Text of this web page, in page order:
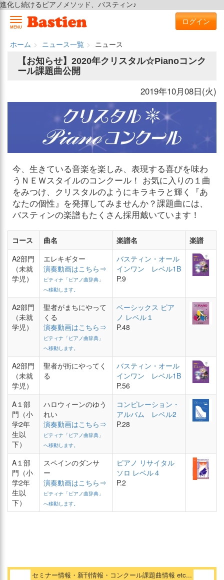
進化し続けるピアノメソッド、バスティン♪
MENU
ログイン
ホーム ニュース一覧
ニュース
【お知らせ】2020年クリスタル☆Pianoコンク
ール課題曲公開
2019年10月08日(火)
今、生きている音楽を楽しみ、表現する喜びを味わ
うＮＥＷスタイルのコンクール！ お気に入りの１曲
をみつけ、クリスタルのようにキラキラと輝く『あ
なたの個性』を発揮してみませんか？課題曲には、
バスティンの楽譜もたくさん採用戴いています！
コース 曲名 楽譜名
楽譜
A2部門
（未就
学児）
エレキギター
演奏動画はこちら⇒
ピティナ「ピアノ曲辞典」
へ移動します。
バスティン・オール
インワン レベル1B
P.9
A2部門
（未就
学児）
聖者がまちにやって
くる
演奏動画はこちら⇒
ピティナ「ピアノ曲辞典」
へ移動します。
ベーシックス ピア
ノ レベル１
P.48
A2部門
（未就
学児）
聖者が街にやってく
る
バスティン・オール
インワン レベル1B
P.56
A１部
門（小
学2年
生以
下）
ハロウィーンのゆう
れい
演奏動画はこちら⇒
ピティナ「ピアノ曲辞典」
へ移動します。
コンピレーション・
アルバム レベル2
P.28
A１部
門（小
学2年
生以
下）
スペインのダンサ
ー
演奏動画はこちら⇒
ピティナ「ピアノ曲辞典」
へ移動します。
ピアノ リサイタル
ソロ レベル４
P.2
セミナー情報・新刊情報・コンクール課題曲情報 etc...